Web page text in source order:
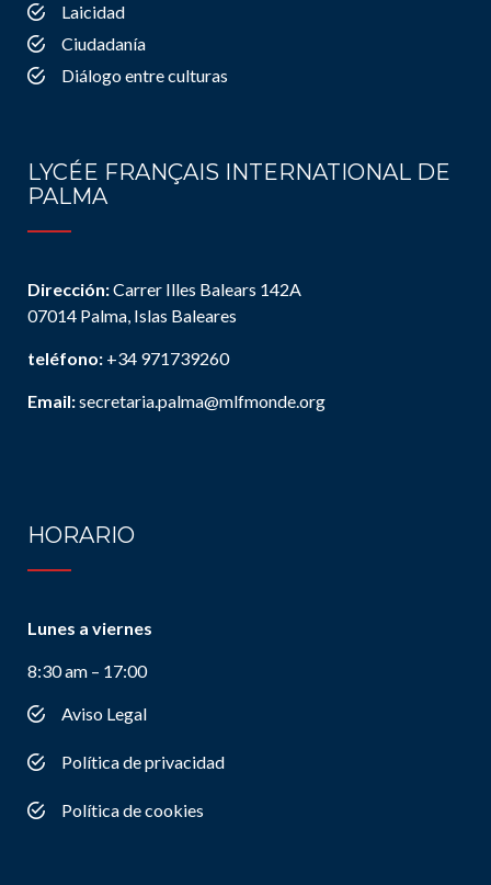
Laicidad
Ciudadanía
Diálogo entre culturas
LYCÉE FRANÇAIS INTERNATIONAL DE
PALMA
Dirección:Carrer Illes Balears 142A
07014 Palma, Islas Baleares
teléfono: +34 971739260
Email:secretaria.palma@mlfmonde.org
HORARIO
Lunes a viernes
8:30 am – 17:00
Aviso Legal
Política de privacidad
Política de cookies